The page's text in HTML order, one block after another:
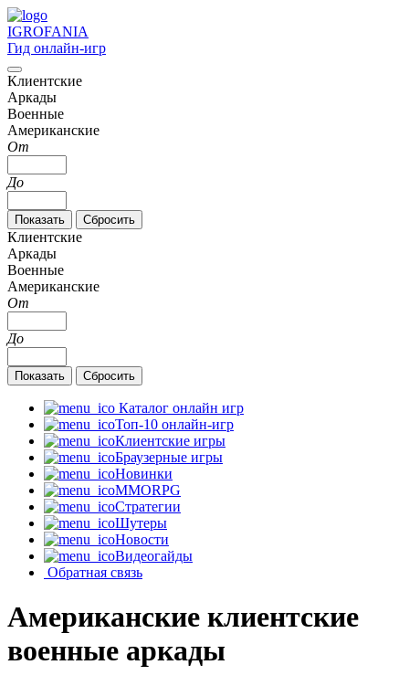
IGROFANIA
Гид онлайн-игр
Клиентские
Аркады
Военные
Американские
От
До
Клиентские
Аркады
Военные
Американские
От
До
Каталог онлайн игр
Топ-10 онлайн-игр
Клиентские игры
Браузерные игры
Новинки
MMORPG
Стратегии
Шутеры
Новости
Видеогайды
Обратная связь
Американские клиентские
военные аркады